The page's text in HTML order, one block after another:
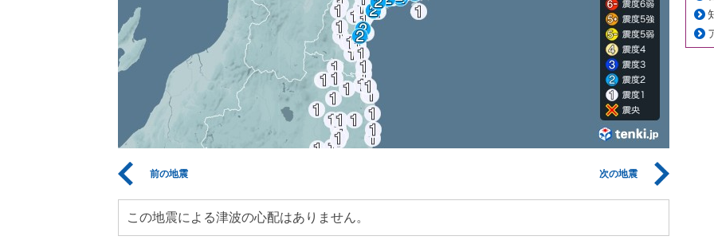
前の地震 次の地震
この地震による津波の心配はありません。